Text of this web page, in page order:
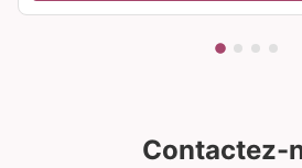
Contactez-